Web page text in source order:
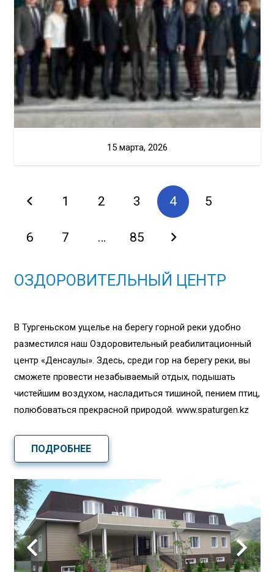
15 марта, 2026
1 2 3 4 5
6 7 … 85
ОЗДОРОВИТЕЛЬНЫЙ ЦЕНТР
В Тургеньском ущелье на берегу горной реки удобно
разместился наш Оздоровительный реабилитационный
центр «Денсаулық». Здесь, среди гор на берегу реки, вы
сможете провести незабываемый отдых, подышать
чистейшим воздухом, насладиться тишиной, пением птиц,
полюбоваться прекрасной природой. www.spaturgen.kz
ПОДРОБНЕЕ